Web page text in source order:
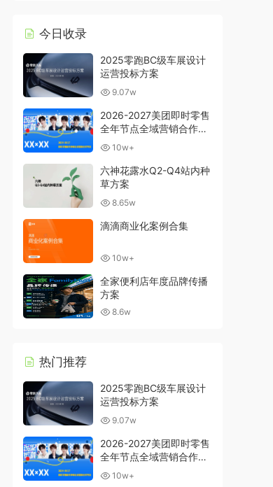
今日收录
2025零跑BC级车展设计
运营投标方案
9.07w
2026-2027美团即时零售
全年节点全域营销合作方
案 10w+
六神花露水Q2-Q4站内种
草方案
8.65w
滴滴商业化案例合集
10w+
全家便利店年度品牌传播
方案
8.6w
热门推荐
2025零跑BC级车展设计
运营投标方案
9.07w
2026-2027美团即时零售
全年节点全域营销合作方
案 10w+